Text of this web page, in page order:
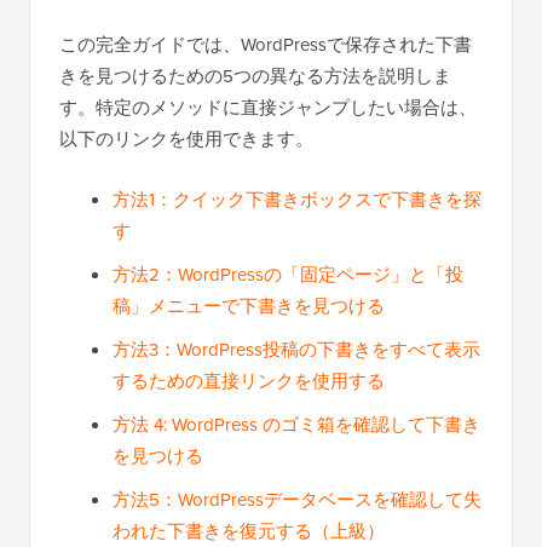
この完全ガイドでは、WordPressで保存された下書
きを見つけるための5つの異なる方法を説明しま
す。特定のメソッドに直接ジャンプしたい場合は、
以下のリンクを使用できます。
方法1：クイック下書きボックスで下書きを探
す
方法2：WordPressの「固定ページ」と「投
稿」メニューで下書きを見つける
方法3：WordPress投稿の下書きをすべて表示
するための直接リンクを使用する
方法 4: WordPress のゴミ箱を確認して下書き
を見つける
方法5：WordPressデータベースを確認して失
われた下書きを復元する（上級）